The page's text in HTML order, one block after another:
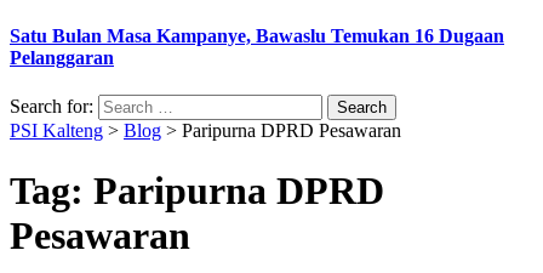
Satu Bulan Masa Kampanye, Bawaslu Temukan 16 Dugaan
Pelanggaran
Search for:
PSI Kalteng > Blog > Paripurna DPRD Pesawaran
Tag: Paripurna DPRD
Pesawaran